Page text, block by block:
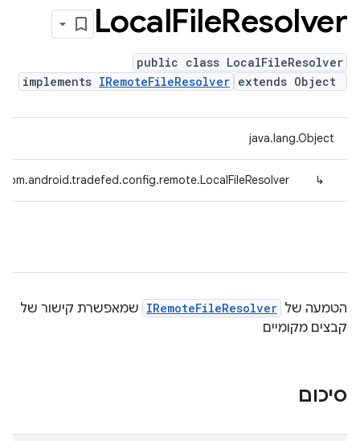
LocalFileResolver
public class LocalFileResolver
extends Object
implements IRemoteFileResolver
java.lang.Object
↳
com.android.tradefed.config.remote.LocalFileResolver
הטמעה של IRemoteFileResolver שמאפשרת קישור של
קבצים מקומיים
סיכום